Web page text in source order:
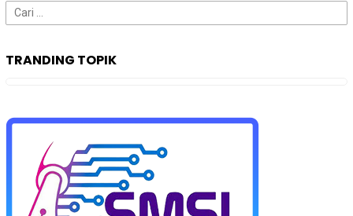
Cari
untuk:
TRANDING TOPIK